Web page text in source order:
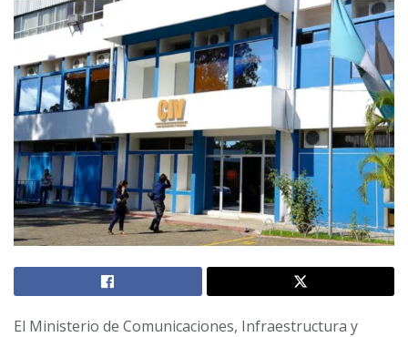
El Ministerio de Comunicaciones, Infraestructura y